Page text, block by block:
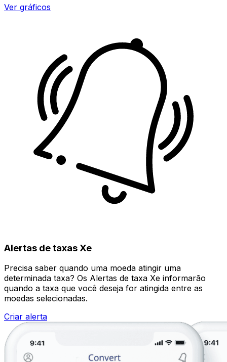
Ver gráficos
Alertas de taxas Xe
Precisa saber quando uma moeda atingir uma
determinada taxa? Os Alertas de taxa Xe informarão
quando a taxa que você deseja for atingida entre as
moedas selecionadas.
Criar alerta